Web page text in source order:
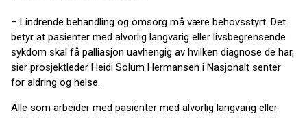
– Lindrende behandling og omsorg må være behovsstyrt. Det
betyr at pasienter med alvorlig langvarig eller livsbegrensende
sykdom skal få palliasjon uavhengig av hvilken diagnose de har,
sier prosjektleder Heidi Solum Hermansen i Nasjonalt senter
for aldring og helse.
Alle som arbeider med pasienter med alvorlig langvarig eller